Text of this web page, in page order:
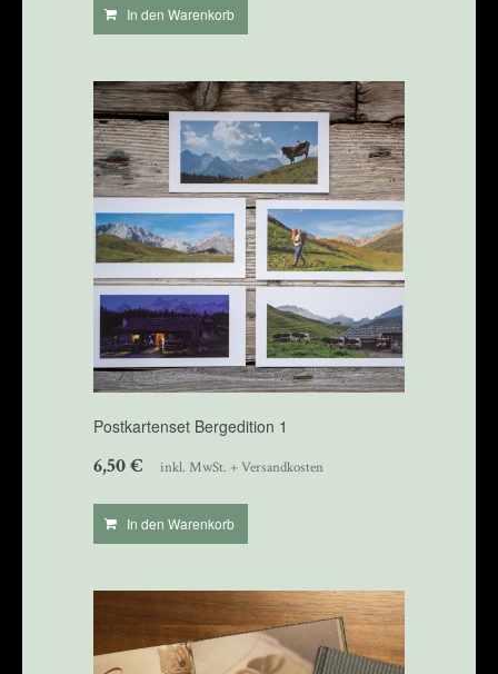
In den Warenkorb
Postkartenset Bergedition 1
6,50€ inkl. MwSt. + Versandkosten
In den Warenkorb